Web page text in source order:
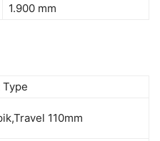
1.900 mm
110mm